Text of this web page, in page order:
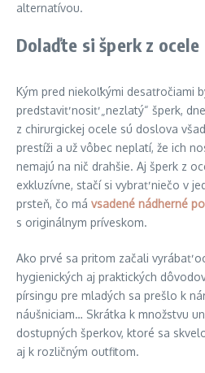
alternatívou.
Dolaďte si šperk z ocele
Kým pred niekoľkými desaťročiami
predstaviť nosiť „nezlatý“ šperk,
z chirurgickej ocele sú doslova
prestíži a už vôbec neplatí, že ich
nemajú na nič drahšie. Aj šperk z
exkluzívne, stačí si vybrať niečo v
prsteň, čo má vsadené nádherné
s originálnym príveskom.
Ako prvé sa pritom začali vyrábať
hygienických aj praktických
pírsingu pre mladých sa prešlo k
náušniciam… Skrátka k množstvu
dostupných šperkov, ktoré sa
aj k rozličným outfitom.